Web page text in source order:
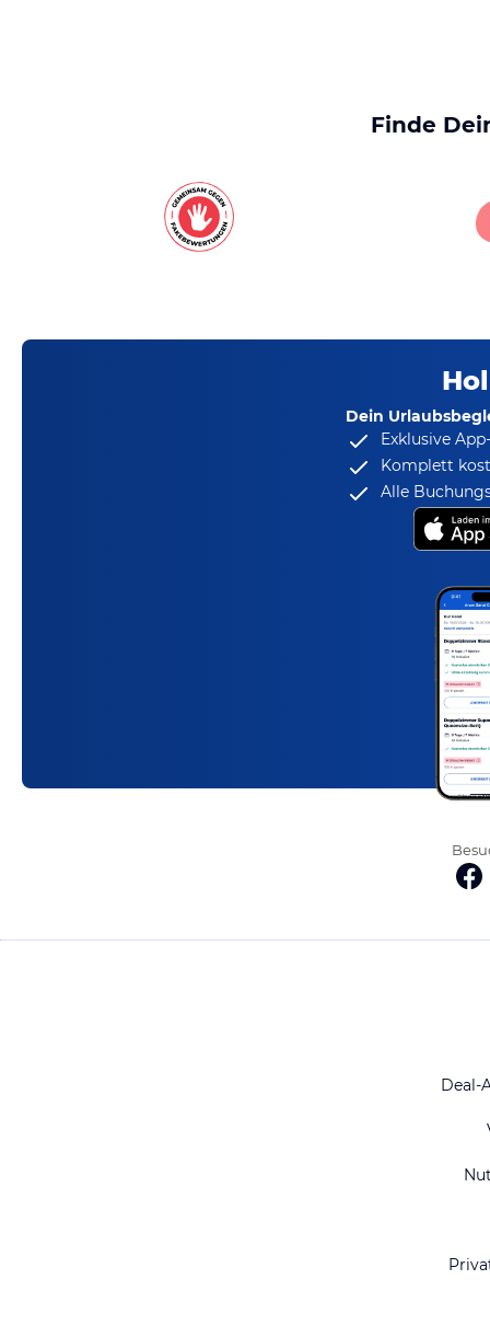
Finde
Dein
Exklusive
Komplett
Alle
Deal-